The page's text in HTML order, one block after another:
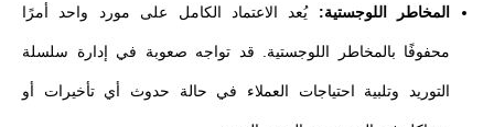
المخاطر اللوجستية: يُعد الاعتماد الكامل على مورد واحد أمرًا
محفوفًا بالمخاطر اللوجستية. قد تواجه صعوبة في إدارة سلسلة
التوريد وتلبية احتياجات العملاء في حالة حدوث أي تأخيرات أو